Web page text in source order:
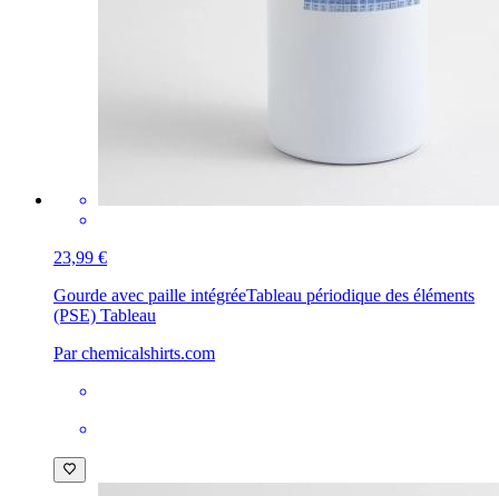
23,99 €
Gourde avec paille intégréeTableau périodique des éléments
(PSE) Tableau
Par chemicalshirts.com